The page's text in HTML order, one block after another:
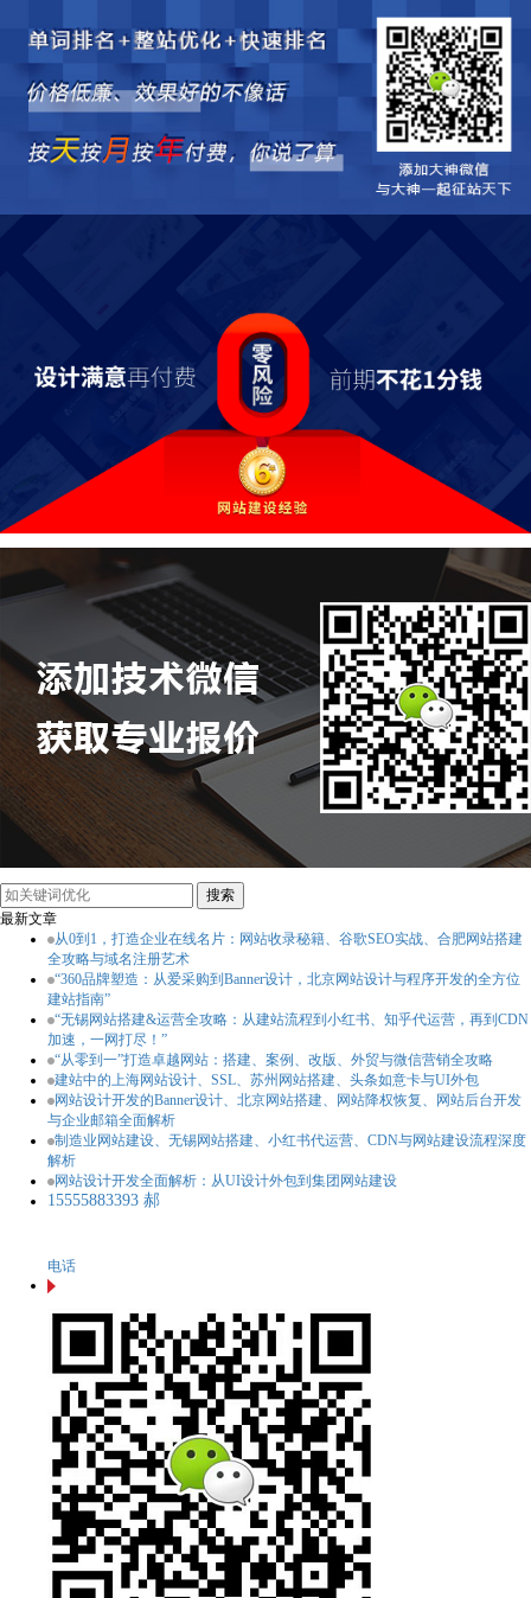
最新文章
从0到1，打造企业在线名片：网站收录秘籍、谷歌SEO实战、合肥网站搭建
全攻略与域名注册艺术
“360品牌塑造：从爱采购到Banner设计，北京网站设计与程序开发的全方位
建站指南”
“无锡网站搭建&运营全攻略：从建站流程到小红书、知乎代运营，再到CDN
加速，一网打尽！”
“从零到一”打造卓越网站：搭建、案例、改版、外贸与微信营销全攻略
建站中的上海网站设计、SSL、苏州网站搭建、头条如意卡与UI外包
网站设计开发的Banner设计、北京网站搭建、网站降权恢复、网站后台开发
与企业邮箱全面解析
制造业网站建设、无锡网站搭建、小红书代运营、CDN与网站建设流程深度
解析
网站设计开发全面解析：从UI设计外包到集团网站建设
15555883393 郝
电话